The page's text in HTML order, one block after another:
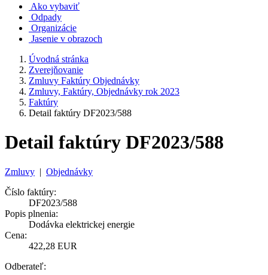
Ako vybaviť
Odpady
Organizácie
Jasenie v obrazoch
Úvodná stránka
Zverejňovanie
Zmluvy Faktúry Objednávky
Zmluvy, Faktúry, Objednávky rok 2023
Faktúry
Detail faktúry DF2023/588
Detail faktúry DF2023/588
Zmluvy | Objednávky
Číslo faktúry:
DF2023/588
Popis plnenia:
Dodávka elektrickej energie
Cena:
422,28 EUR
Odberateľ: